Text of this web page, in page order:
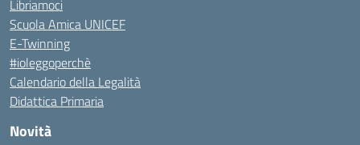
Libriamoci
Scuola Amica UNICEF
E-Twinning
#ioleggoperchè
Calendario della Legalità
Didattica Primaria
Novità